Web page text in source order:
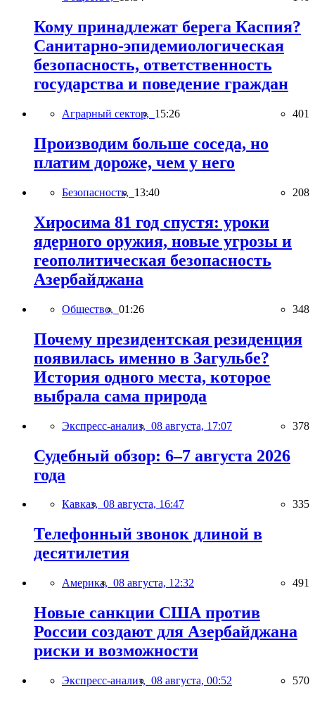
Кому принадлежат берега Каспия?
Санитарно-эпидемиологическая
безопасность, ответственность
государства и поведение граждан
Аграрный сектор, 15:26 401
Производим больше соседа, но
платим дороже, чем у него
Безопасность, 13:40 208
Хиросима 81 год спустя: уроки
ядерного оружия, новые угрозы и
геополитическая безопасность
Азербайджана
Общество, 01:26 348
Почему президентская резиденция
появилась именно в Загульбе?
История одного места, которое
выбрала сама природа
Экспресс-анализ, 08 августа, 17:07 378
Судебный обзор: 6–7 августа 2026
года
Кавказ, 08 августа, 16:47 335
Телефонный звонок длиной в
десятилетия
Америка, 08 августа, 12:32 491
Новые санкции США против
России создают для Азербайджана
риски и возможности
Экспресс-анализ, 08 августа, 00:52 570